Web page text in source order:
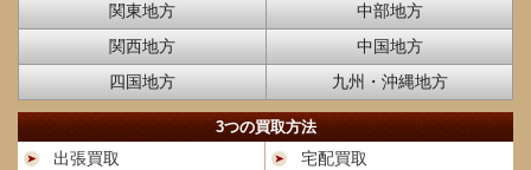
関東地方
中部地方
関西地方
中国地方
四国地方
九州・沖縄地方
3つの買取方法
出張買取
宅配買取